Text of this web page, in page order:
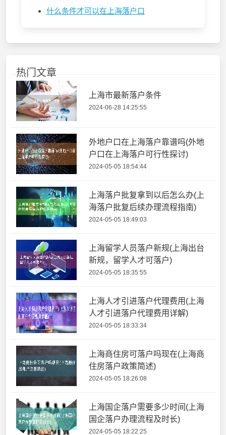
什么条件才可以在上海落户口
热门文章
上海市最新落户条件
2024-06-28 14:25:55
外地户口在上海落户靠谱吗(外地
户口在上海落户可行性探讨)
2024-05-05 18:54:44
上海落户批复拿到以后怎么办(上
海落户批复后续办理流程指南)
2024-05-05 18:49:03
上海留学人员落户新规(上海出台
新规，留学人才可落户)
2024-05-05 18:35:55
上海人才引进落户代理费用(上海
人才引进落户代理费用详解)
2024-05-05 18:33:34
上海商住房可落户吗现在(上海商
住房落户政策简述)
2024-05-05 18:26:08
上海国企落户需要多少时间(上海
国企落户办理流程及时长)
2024-05-05 18:22:25